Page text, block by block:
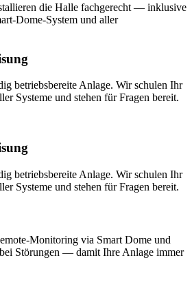
die Halle fachgerecht — inklusive
Dome-System und aller
betriebsbereite Anlage. Wir schulen Ihr
Systeme und stehen für Fragen bereit.
betriebsbereite Anlage. Wir schulen Ihr
Systeme und stehen für Fragen bereit.
Monitoring via Smart Dome und
Störungen — damit Ihre Anlage immer